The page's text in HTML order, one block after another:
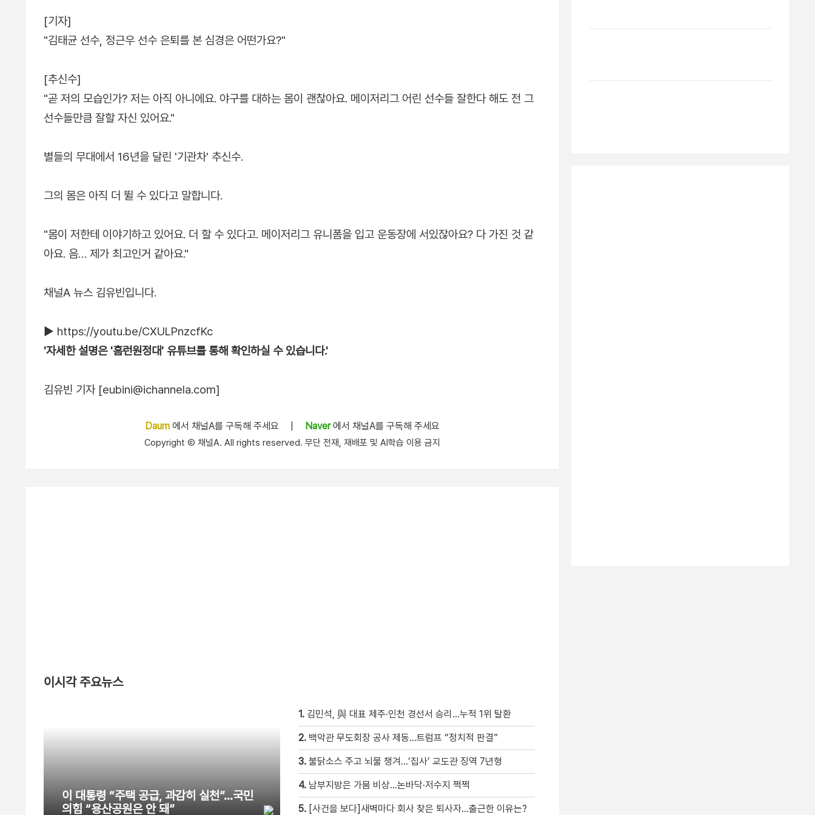
[기자]
"김태균 선수, 정근우 선수 은퇴를 본 심경은 어떤가요?"
[추신수]
"곧 저의 모습인가? 저는 아직 아니에요. 야구를 대하는 몸이 괜찮아요. 메이저리그 어린 선수들 잘한다 해도 전 그
선수들만큼 잘할 자신 있어요."
별들의 무대에서 16년을 달린 '기관차' 추신수.
그의 몸은 아직 더 뛸 수 있다고 말합니다.
"몸이 저한테 이야기하고 있어요. 더 할 수 있다고. 메이저리그 유니폼을 입고 운동장에 서있잖아요? 다 가진 것 같
아요. 음… 제가 최고인거 같아요."
채널A 뉴스 김유빈입니다.
▶ https://youtu.be/CXULPnzcfKc
'자세한 설명은 '홈런원정대' 유튜브를 통해 확인하실 수 있습니다.'
김유빈 기자 [eubini@ichannela.com]
Daum 에서 채널A를 구독해 주세요 Naver에서 채널A를 구독해 주세요
Copyright Ⓒ 채널A. All rights reserved. 무단 전재, 재배포 및 AI학습 이용 금지
이시각 주요뉴스
이 대통령 “주택 공급, 과감히 실천”…국민
의힘 “용산공원은 안 돼”
1. 김민석, 與 대표 제주·인천 경선서 승리…누적 1위 탈환
2. 백악관 무도회장 공사 제동…트럼프 “정치적 판결”
3. 불닭소스 주고 뇌물 챙겨…‘집사’ 교도관 징역 7년형
4. 남부지방은 가뭄 비상…논바닥·저수지 쩍쩍
5. [사건을 보다]새벽마다 회사 찾은 퇴사자…출근한 이유는?